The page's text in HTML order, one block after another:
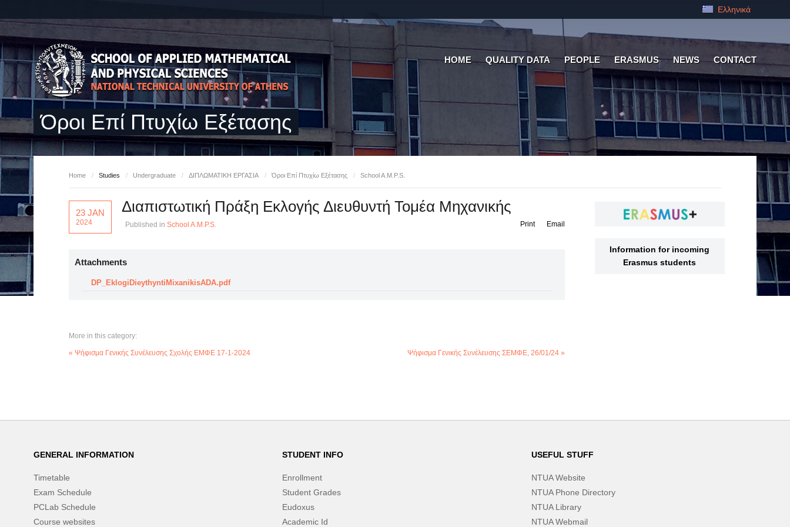
Ελληνικά
HOME QUALITY DATA PEOPLE ERASMUS NEWS CONTACT
Όροι Επί Πτυχίω Εξέτασης
Home / Studies / Undergraduate / ΔΙΠΛΩΜΑΤΙΚΗ ΕΡΓΑΣΙΑ / Όροι Επί Πτυχίω Εξέτασης / School A.M.P.S.
23 JAN
2024
Διαπιστωτική Πράξη Εκλογής Διευθυντή Τομέα Μηχανικής
Published in School A.M.P.S. Email
Print
Attachments
DP_EklogiDieythyntiMixanikisADA.pdf
More in this category:
« Ψήφισμα Γενικής Συνέλευσης Σχολής ΕΜΦΕ 17-1-2024 Ψήφισμα Γενικής Συνέλευσης ΣΕΜΦΕ, 26/01/24 »
Information for incoming
Erasmus students
GENERAL INFORMATION
Timetable
Exam Schedule
PCLab Schedule
Course websites
STUDENT INFO
Enrollment
Student Grades
Eudoxus
Academic Id
USEFUL STUFF
NTUA Website
NTUA Phone Directory
NTUA Library
NTUA Webmail